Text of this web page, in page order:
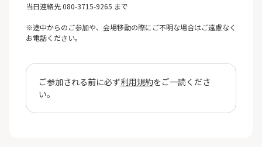
当日連絡先 080-3715-9265 まで
※途中からのご参加や、会場移動の際にご不明な場合はご遠慮なく
お電話ください。
ご参加される前に必ず利用規約をご一読くださ
い。